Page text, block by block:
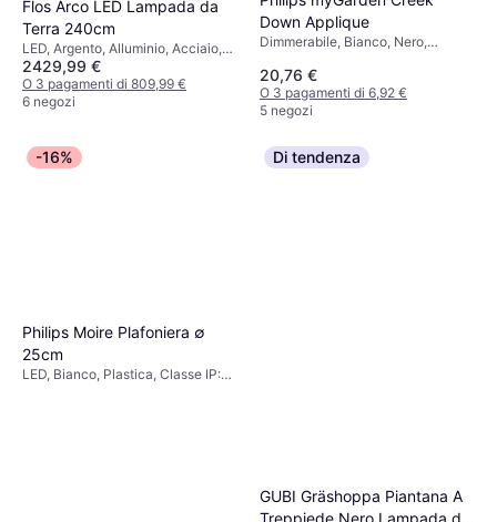
Flos Arco LED Lampada da
Terra 240cm
LED, Argento, Alluminio, Acciaio,
Classe IP: IP20, Attacco Lampada:
E27
2429,99 €
O 3 pagamenti di 809,99 €
6 negozi
Down Applique
Dimmerabile, Bianco, Nero,
Attacco Lampada: E27
20,76 €
O 3 pagamenti di 6,92 €
5 negozi
-16%
Philips Moire Plafoniera ∅
25cm
LED, Bianco, Plastica, Classe IP:
Di tendenza
GUBI Gräshoppa Piantana A